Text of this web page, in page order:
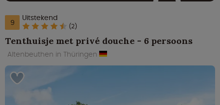
9 Uitstekend
(2)
Tenthuisje met privé douche - 6 persoons
Altenbeuthen in Thüringen